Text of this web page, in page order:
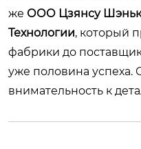
же ООО Цзянсу
Технологии, который
фабрики до
уже половина успеха.
внимательность к